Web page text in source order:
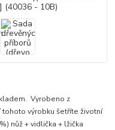
Vyrobeno z
výrobku šetříte životní
nůž + vidlička + lžička